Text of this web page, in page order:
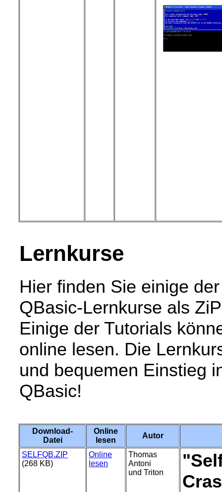
Lernkurse
Hier finden Sie einige
QBasic-Lernkurse als
Einige der Tutorials
online lesen. Die
und bequemen Einstieg
QBasic!
Download-
Datei
Online
lesen
Autor
SELFQB.ZIP
(268 KB)
Online
lesen
Thomas
Antoni
und Triton